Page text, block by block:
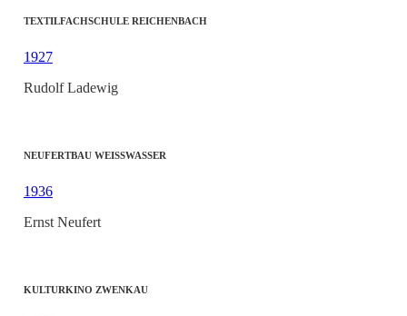
TEXTILFACHSCHULE REICHENBACH
1927
Rudolf Ladewig
NEUFERTBAU WEISSWASSER
1936
Ernst Neufert
KULTURKINO ZWENKAU